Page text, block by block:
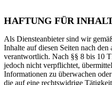
HAFTUNG FÜR
Als Diensteanbieter sind wir
Inhalte auf diesen Seiten nach den
verantwortlich. Nach §§ 8 bis 10
jedoch nicht verpflichtet,
Informationen zu überwachen
die auf eine rechtswidrige